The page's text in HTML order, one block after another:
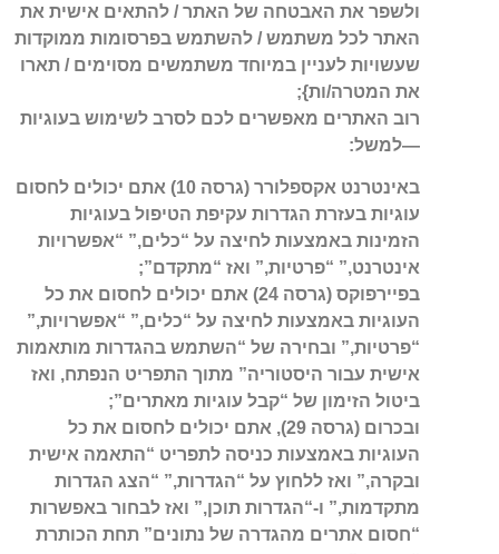
ולשפר את האבטחה של האתר / להתאים אישית את
האתר לכל משתמש / להשתמש בפרסומות ממוקדות
שעשויות לעניין במיוחד משתמשים מסוימים / תארו
את המטרה/ות};
רוב האתרים מאפשרים לכם לסרב לשימוש בעוגיות
—למשל:
באינטרנט אקספלורר (גרסה 10) אתם יכולים לחסום
עוגיות בעזרת הגדרות עקיפת הטיפול בעוגיות
הזמינות באמצעות לחיצה על “כלים,” “אפשרויות
אינטרנט,” “פרטיות,” ואז “מתקדם”;
בפיירפוקס (גרסה 24) אתם יכולים לחסום את כל
העוגיות באמצעות לחיצה על “כלים,” “אפשרויות,”
“פרטיות,” ובחירה של “השתמש בהגדרות מותאמות
אישית עבור היסטוריה” מתוך התפריט הנפתח, ואז
ביטול הזימון של “קבל עוגיות מאתרים”;
ובכרום (גרסה 29), אתם יכולים לחסום את כל
העוגיות באמצעות כניסה לתפריט “התאמה אישית
ובקרה,” ואז ללחוץ על “הגדרות,” “הצג הגדרות
מתקדמות,” ו-“הגדרות תוכן,” ואז לבחור באפשרות
“חסום אתרים מהגדרה של נתונים” תחת הכותרת